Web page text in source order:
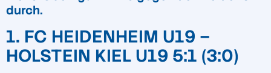
durch.
1. FC HEIDENHEIM U19 –
HOLSTEIN KIEL U19 5:1 (3:0)